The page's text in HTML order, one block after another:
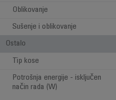
Oblikovanje
Sušenje i oblikovanje
Ostalo
Tip kose
Potrošnja energije - isključen
način rada (W)